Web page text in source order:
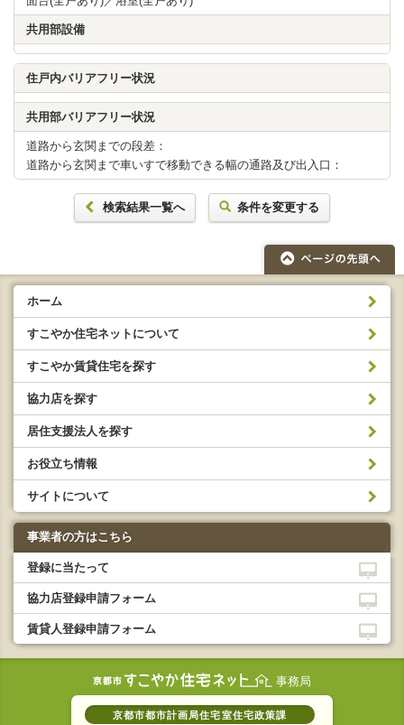
共用部設備
住戸内バリアフリー状況
共用部バリアフリー状況
道路から玄関までの段差：
道路から玄関まで車いすで移動できる幅の通路及び出入口：
検索結果一覧へ 条件を変更する
ホーム
すこやか住宅ネットについて
すこやか賃貸住宅を探す
協力店を探す
居住支援法人を探す
お役立ち情報
サイトについて
事業者の方はこちら
登録に当たって
協力店登録申請フォーム
賃貸人登録申請フォーム
事務局
京都市都市計画局住宅室住宅政策課